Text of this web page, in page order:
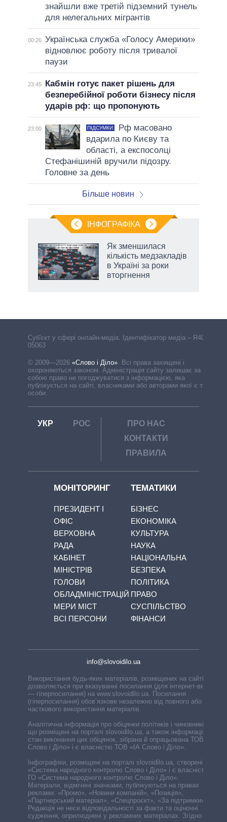
знайшли вже третій підземний тунель
для нелегальних мігрантів
00:26 Українська служба «Голосу Америки»
відновлює роботу після тривалої
паузи
23:45
Кабмін готує пакет рішень для
безперебійної роботи бізнесу після
ударів рф: що пропонують
23:00 ПІДСУМКИ
Рф масовано
вдарила по Києву та
області, а експосолці
Стефанішиній вручили підозру.
Головне за день
Більше новин
ІНФОГРАФІКА
Як зменшилася
кількість медзакладів
в Україні за роки
вторгнення
Cуб'єкт у сфері онлайн-медіа. Ідентифікатор медіа – R40-
05063
© 2009—2026 «Слово і Діло». Всі права захищені і
охороняються законом. Адміністрація сайту залишає за
собою право не погоджуватися з інформацією, яка
публікується на сайті, власниками або авторами якої є треті
особи.
УКР РОС
ПРО НАС
КОНТАКТИ
ПРАВИЛА
МОНІТОРИНГ
ПРЕЗИДЕНТ І
ОФІС
ВЕРХОВНА
РАДА
КАБІНЕТ
МІНІСТРІВ
ГОЛОВИ
ОБЛАДМІНІСТРАЦІЙ
МЕРИ МІСТ
ВСІ ПЕРСОНИ
ТЕМАТИКИ
БІЗНЕС
ЕКОНОМІКА
КУЛЬТУРА
НАУКА
НАЦІОНАЛЬНА
БЕЗПЕКА
ПОЛІТИКА
ПРАВО
СУСПІЛЬСТВО
ФІНАНСИ
info@slovoidilo.ua
Використання будь-яких матеріалів, розміщених на сайті,
дозволяється при вказуванні посилання (для інтернет-видань
— гіперпосилання) на www.slovoidilo.ua. Посилання
(гіперпосилання) обов’язкове незалежно від повного або
часткового використання матеріалів.
Аналітична інформація про обіцянки політиків і чиновників,
що розміщені на порталі slovoidilo.ua, а також інформація про
стан виконання цих обіцянок, зібрана й опрацьована ТОВ «ІА
Слово і Діло» і є власністю ТОВ «ІА Слово і Діло».
Інфографіки, розміщені на порталі slovoidilo.ua, створені ГО
«Система народного контролю Слово і Діло» і є власністю
ГО «Система народного контролю Слово і Діло».
Матеріали, відмічені значками, публікуються на правах
реклами: «Промо», «Новини компаній», «Позиція»,
«Партнерський матеріал», «Спецпроєкт», «За підтримки».
Редакція не несе відповідальності за факти та оціночні
судження, оприлюднені у рекламних матеріалах. Згідно з